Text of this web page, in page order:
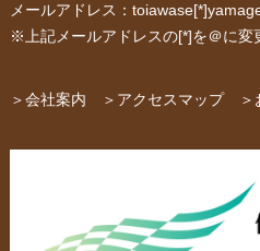
パッケージ
ペーパーレザーバッグ
メールアドレス：
※上記メールアドレスの[*]を＠に変
＞会社案内 ＞アクセスマップ